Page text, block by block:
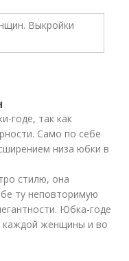
годе, так как
Само по себе
низа юбки в
стилю, она
ту неповторимую
Юбка-годе
каждой женщины и во